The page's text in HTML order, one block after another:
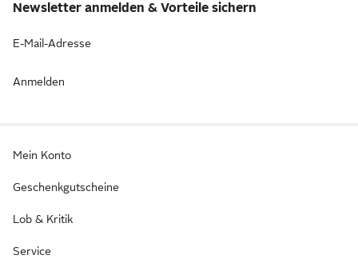
Newsletter anmelden & Vorteile sichern
E-Mail-Adresse
Anmelden
Mein Konto
Geschenkgutscheine
Lob & Kritik
Service